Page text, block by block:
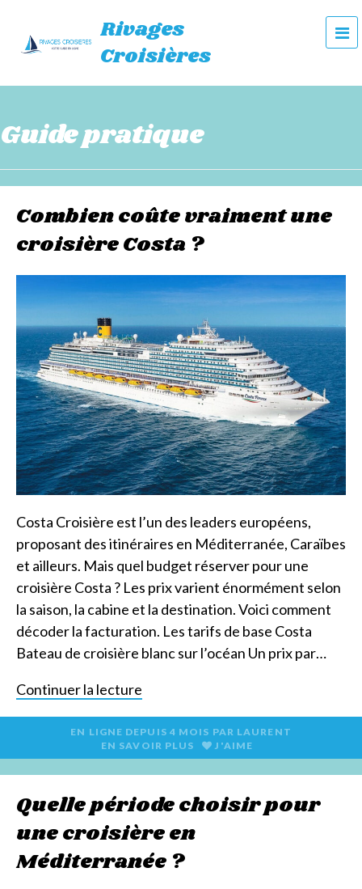
Rivages
Croisières
e
n
Guide pratique
Combien coûte vraiment une
croisière Costa ?
Costa Croisière est l’un des leaders européens,
proposant des itinéraires en Méditerranée, Caraïbes
et ailleurs. Mais quel budget réserver pour une
croisière Costa ? Les prix varient énormément selon
la saison, la cabine et la destination. Voici comment
décoder la facturation. Les tarifs de base Costa
Bateau de croisière blanc sur l’océan Un prix par…
Continuer la lecture
EN LIGNE DEPUIS 4 MOIS PAR LAURENT
EN SAVOIR PLUS
J'AIME
Quelle période choisir pour
une croisière en
Méditerranée ?